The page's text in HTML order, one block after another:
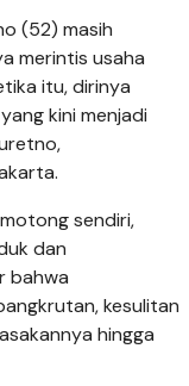
(52) masih
merintis usaha
itu, dirinya
kini menjadi
sendiri,
dan
bahwa
kesulitan
hingga